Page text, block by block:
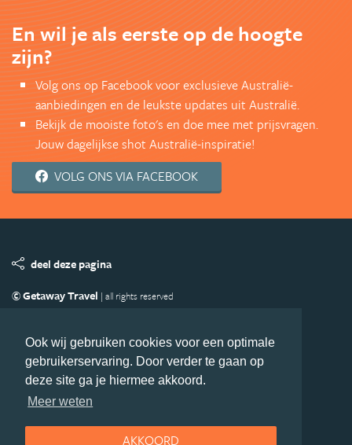
Ook wij gebruiken cookies voor een optimale
gebruikerservaring. Door verder te gaan op
deze site ga je hiermee akkoord.
Meer weten
AKKOORD
En wil je als eerste op de hoogte
zijn?
Volg ons op Facebook voor exclusieve Australië-
aanbiedingen en de leukste updates uit Australië.
Bekijk de mooiste foto's en doe mee met prijsvragen.
Jouw dagelijkse shot Australië-inspiratie!
VOLG ONS VIA FACEBOOK
deel deze pagina
© Getaway Travel | all rights reserved
Copyright
Privacy statement Disclaimer
Cookies
Volg Australie.nl
Nieuwsbrief
Facebook